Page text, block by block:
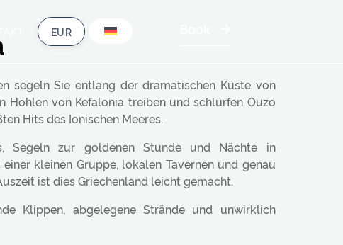
segeln Sie entlang der dramatischen Küste von
Höhlen von Kefalonia treiben und schlürfen Ouzo
Hits des Ionischen Meeres.
Segeln zur goldenen Stunde und Nächte in
kleinen Gruppe, lokalen Tavernen und genau
ist dies Griechenland leicht gemacht.
Klippen, abgelegene Strände und unwirklich